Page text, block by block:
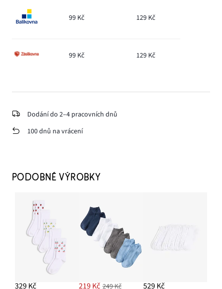
99 Kč 129 Kč
99 Kč 129 Kč
Dodání do 2–4 pracovních dnů
100 dnů na vrácení
PODOBNÉ VÝROBKY
329 Kč 219 Kč 249 Kč 529 Kč